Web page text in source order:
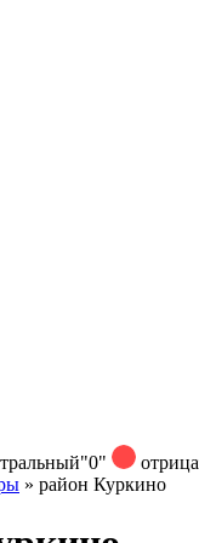
"0"
» район Куркино